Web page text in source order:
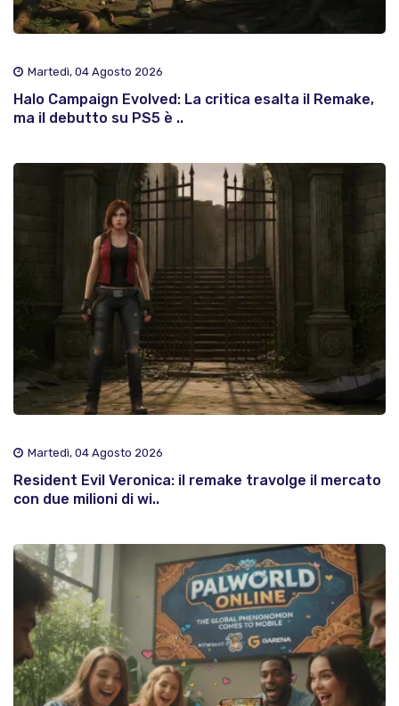
Martedì, 04 Agosto 2026
Halo Campaign Evolved: La critica esalta il Remake,
ma il debutto su PS5 è ..
Martedì, 04 Agosto 2026
Resident Evil Veronica: il remake travolge il mercato
con due milioni di wi..